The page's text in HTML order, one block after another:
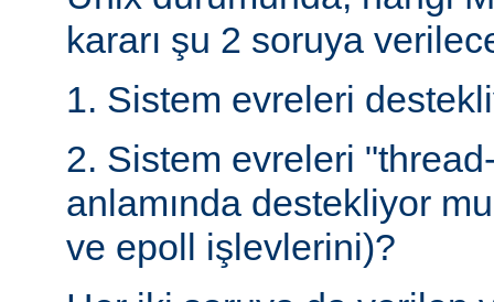
kararı şu 2 soruya
1. Sistem evreleri
2. Sistem evreleri
anlamında destekliyor
ve epoll işlevlerini)?